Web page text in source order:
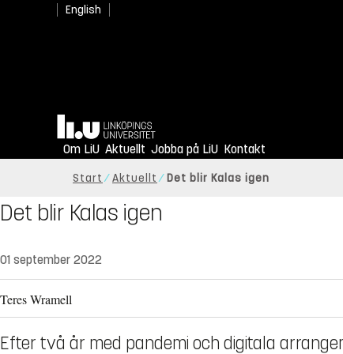
English
Hem
Om LiU Aktuellt Jobba på LiU Kontakt
Start Aktuellt Det blir Kalas igen
Det blir Kalas igen
01 september 2022
Teres Wramell
Efter två år med pandemi och digitala